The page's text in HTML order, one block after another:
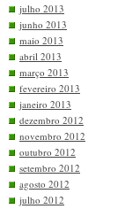
julho 2013
junho 2013
maio 2013
abril 2013
março 2013
fevereiro 2013
janeiro 2013
dezembro 2012
novembro 2012
outubro 2012
setembro 2012
agosto 2012
julho 2012